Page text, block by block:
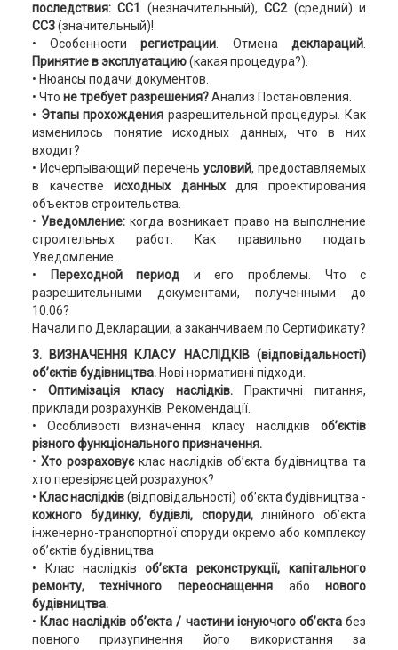
последствия: СС1
(незначительный),СС2 (средний) и
СС3(значительный)!
• Особенностирегистрации . Отменадеклараций
Принятие в эксплуатацию(какая процедура?).
• Нюансы подачи документов.
• Что не требует разрешения?Анализ Постановления.
• Этапы прохождения разрешительной процедуры. Как
изменилось понятие исходных данных, что в них
входит?
• Исчерпывающий переченьусловий, предоставляемых
в качествеисходных данных для проектирования
объектов строительства.
• Уведомление: когда возникает право на выполнение
строительных работ. Как правильно подать
Уведомление.
•
Переходной период и его проблемы. Что с
разрешительными документами, полученными до
10.06?
Начали по Декларации, а заканчиваем по Сертификату?
3. ВИЗНАЧЕННЯ КЛАСУ НАСЛІДКІВ (відповідальності)
об’єктів будівництва. Нові нормативні підходи.
• Оптимізація класу наслідків. Практичні питання,
приклади розрахунків. Рекомендації.
• Особливості визначення класу наслідківоб’єктів
різного функціонального призначення.
• Хто розраховуєклас наслідків об’єкта будівництва та
хто перевіряє цей розрахунок?
• Клас наслідків(відповідальності) об’єкта будівництва -
кожного будинку, будівлі, споруди,лінійного об’єкта
інженерно-транспортної споруди окремо або комплексу
об’єктів будівництва.
• Клас наслідківоб’єкта реконструкції, капітального
ремонту, технічного переоснащення абонового
будівництва.
• Клас наслідків об’єкта / частини існуючого об’єктабез
повного призупинення його використання за